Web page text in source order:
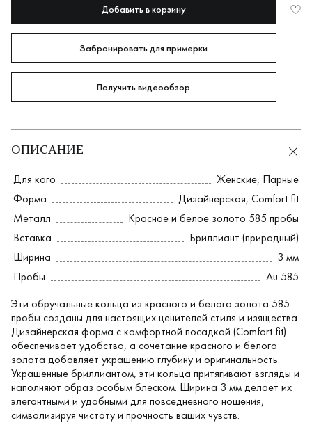
Добавить в корзину
Забронировать для примерки
Получить видеообзор
ОПИСАНИЕ
Для кого Женские, Парные
Форма
Дизайнерская, Comfort fit
Металл
Красное и белое золото 585 пробы
Вставка
Бриллиант (природный)
Ширина
3 мм
Пробы
Au 585
Эти обручальные кольца из красного и белого золота 585
пробы созданы для настоящих ценителей стиля и изящества.
Дизайнерская форма с комфортной посадкой (Comfort fit)
обеспечивает удобство, а сочетание красного и белого
золота добавляет украшению глубину и оригинальность.
Украшенные бриллиантом, эти кольца притягивают взгляды и
наполняют образ особым блеском. Ширина 3 мм делает их
элегантными и удобными для повседневного ношения,
символизируя чистоту и прочность ваших чувств.